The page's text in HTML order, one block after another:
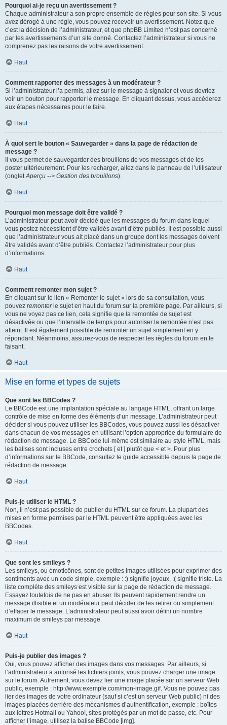
Pourquoi ai-je reçu un avertissement ?
Chaque administrateur a son propre ensemble de règles pour son site. Si vous
avez dérogé à une règle, vous pouvez recevoir un avertissement. Notez que
c’est la décision de l’administrateur, et que phpBB Limited n’est pas concerné
par les avertissements d’un site donné. Contactez l’administrateur si vous ne
comprenez pas les raisons de votre avertissement.
Haut
Comment rapporter des messages à un modérateur ?
Si l’administrateur l’a permis, allez sur le message à signaler et vous devriez
voir un bouton pour rapporter le message. En cliquant dessus, vous accéderez
aux étapes nécessaires pour le faire.
Haut
À quoi sert le bouton « Sauvegarder » dans la page de rédaction de
message ?
Il vous permet de sauvegarder des brouillons de vos messages et de les
poster ultérieurement. Pour les recharger, allez dans le panneau de l’utilisateur
(ongletAperçu --> Gestion des brouillons).
Haut
Pourquoi mon message doit être validé ?
L’administrateur peut avoir décidé que les messages du forum dans lequel
vous postez nécessitent d’être validés avant d’être publiés. Il est possible aussi
que l’administrateur vous ait placé dans un groupe dont les messages doivent
être validés avant d’être publiés. Contactez l’administrateur pour plus
d’informations.
Haut
Comment remonter mon sujet ?
En cliquant sur le lien « Remonter le sujet » lors de sa consultation, vous
pouvez remonterle sujet en haut du forum sur la première page. Par ailleurs, si
vous ne voyez pas ce lien, cela signifie que la remontée de sujet est
désactivée ou que l’intervalle de temps pour autoriser la remontée n’est pas
atteint. Il est également possible de remonter un sujet simplement en y
répondant. Néanmoins, assurez-vous de respecter les règles du forum en le
faisant.
Haut
Mise en forme et types de sujets
Que sont les BBCodes ?
Le BBCode est une implantation spéciale au langage HTML, offrant un large
contrôle de mise en forme des éléments d’un message. L’administrateur peut
décider si vous pouvez utiliser les BBCodes, vous pouvez aussi les désactiver
dans chacun de vos messages en utilisant l’option appropriée du formulaire de
rédaction de message. Le BBCode lui-même est similaire au style HTML, mais
les balises sont incluses entre crochets [ et ] plutôt que < et >. Pour plus
d’informations sur le BBCode, consultez le guide accessible depuis la page de
rédaction de message.
Haut
Puis-je utiliser le HTML ?
Non, il n’est pas possible de publier du HTML sur ce forum. La plupart des
mises en forme permises par le HTML peuvent être appliquées avec les
BBCodes.
Haut
Que sont les smileys ?
Les smileys, ou émoticônes, sont de petites images utilisées pour exprimer des
sentiments avec un code simple, exemple : :) signifie joyeux, :( signifie triste. La
liste complète des smileys est visible sur la page de rédaction de message.
Essayez toutefois de ne pas en abuser. Ils peuvent rapidement rendre un
message illisible et un modérateur peut décider de les retirer ou simplement
d’effacer le message. L’administrateur peut aussi avoir défini un nombre
maximum de smileys par message.
Haut
Puis-je publier des images ?
Oui, vous pouvez afficher des images dans vos messages. Par ailleurs, si
l’administrateur a autorisé les fichiers joints, vous pouvez charger une image
sur le forum. Autrement, vous devez lier une image placée sur un serveur Web
public, exemple : http://www.exemple.com/mon-image.gif. Vous ne pouvez pas
lier des images de votre ordinateur (sauf si c’est un serveur Web public) ni des
images placées derrière des mécanismes d’authentification, exemple : boîtes
aux lettres Hotmail ou Yahoo!, sites protégés par un mot de passe, etc. Pour
afficher l’image, utilisez la balise BBCode [img].